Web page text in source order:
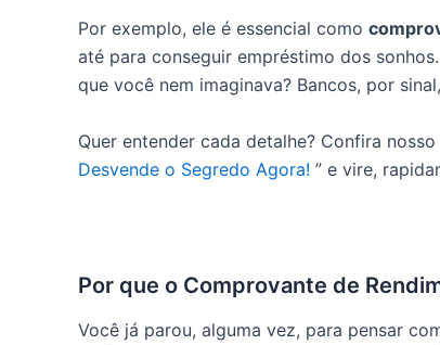
Por exemplo, ele é essencial como
até para conseguir empréstimo dos sonhos.
que você nem imaginava? Bancos, por
Quer entender cada detalhe? Confira
Desvende o Segredo Agora! ” e vire,
Por que o Comprovante de
Você já parou, alguma vez, para pensar